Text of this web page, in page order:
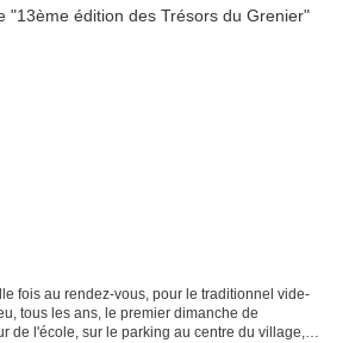
fois au rendez-vous, pour le traditionnel vide-
tous les ans, le premier dimanche de
de l'école, sur le parking au centre du village,